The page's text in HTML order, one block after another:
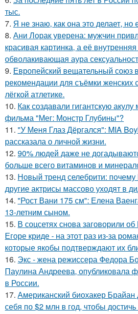
тыс.
7. Я не знаю, как она это делает, но
8. Ани Лорак уверена: мужчин
красивая картинка, а её
обволакивающая аура
9. Европейский вещательный союз
рекомендации для съёмки женских
лёгкой атлетике.
10. Как создавали гигантскую
фильма "Мег: Монстр Глубины"?
11. "У Меня Глаз Дёргался": MIA
рассказала о личной жизни.
12. 90% людей даже не
больше всего витаминов и
13. Новый тренд селебрити: почему
другие актрисы массово уходят в
14. "Рост Вани 175 см": Елена
13-летним сыном.
15. В соцсетях снова заговорили
Егоре криде - на этот раз из-за
которые якобы подтверждают их
16. Экс - жена режиссера Федора
Паулина Андреева, опубликовала
в России.
17. Американский биохакер
себя по $2 млн в год, чтобы